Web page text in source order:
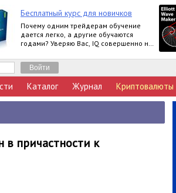
Бесплатный курс для новичков
Почему одним трейдерам обучение
дается легко, а другие обучаются
годами? Уверяю Вас, IQ совершенно не
Каталог Журнал Криптовалюты
в причастности к